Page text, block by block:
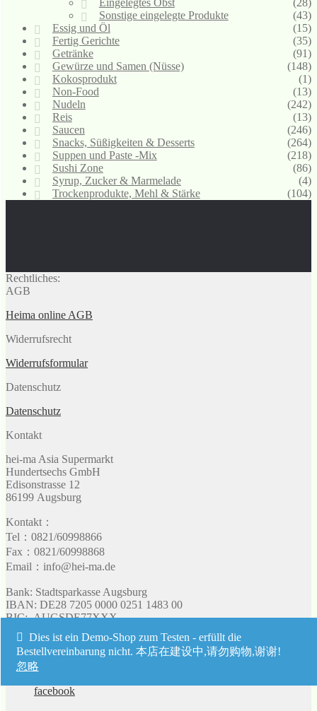
Eingelegtes Obst
(28)
Sonstige eingelegte Produkte
(43)
Essig und Öl
(15)
Fertig Gerichte
(35)
Getränke
(91)
Gewürze und Samen (Nüsse)
(148)
Kokosprodukt
(1)
Non-Food
(13)
Nudeln
(242)
Reis
(13)
Saucen
(246)
Snacks, Süßigkeiten & Desserts
(264)
Suppen und Paste -Mix
(218)
Sushi Zone
(86)
Syrup, Zucker & Marmelade
(4)
Trockenprodukte, Mehl & Stärke
(104)
Rechtliches:
AGB
Heima online AGB
Widerrufsrecht
Widerrufsformular
Datenschutz
Datenschutz
Kontakt
hei-ma Asia Supermarkt
Hundertsechs GmbH
Edisonstrasse 12
86199 Augsburg
Kontakt：
Tel：0821/60998866
Fax：0821/60998868
Email：info@hei-ma.de
Bank: Stadtsparkasse Augsburg
IBAN: DE28 7205 0000 0251 1483 00
BIC: AUGSDE77XXX
Umsatzsteuer: 103 128 90513
UST-IdNr: DE 298115514
facebook
facebook
Dies ist ein Demo-Shop zum Testen - erfüllt die
Bestellvereinbarung nicht. 本店在建设中,请勿购物,谢谢!
忽略